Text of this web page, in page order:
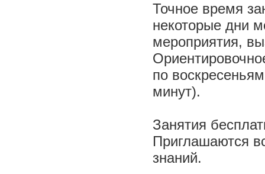
Точное время
некоторые дни
мероприятия,
по
минут).
Занятия
Приглашаются
знаний.